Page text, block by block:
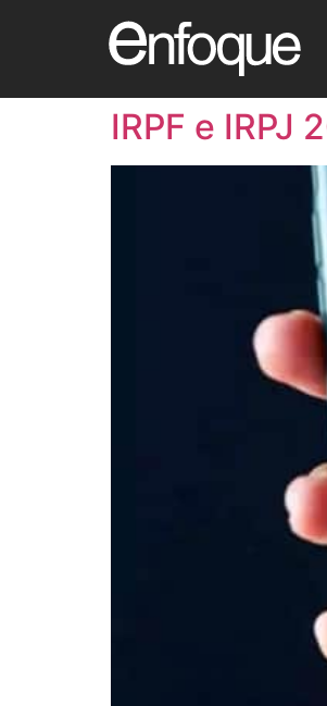
IRPF e IRPJ